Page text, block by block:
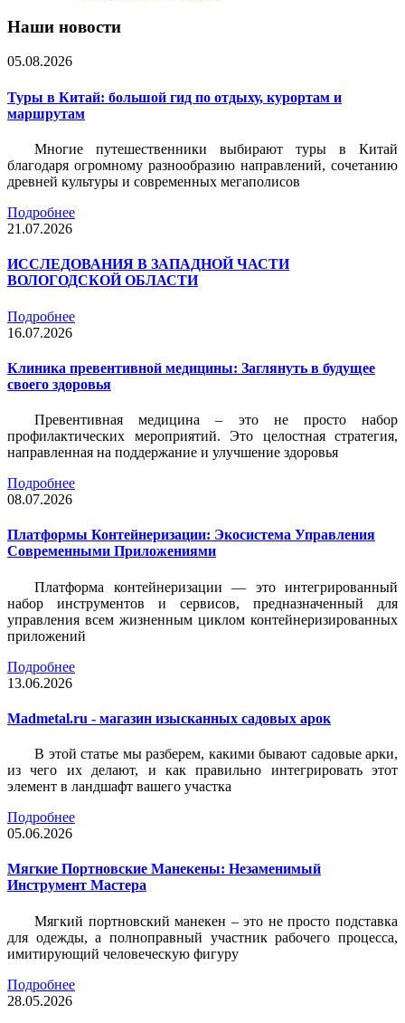
Наши новости
05.08.2026
Туры в Китай: большой гид по отдыху, курортам и
маршрутам
Многие путешественники выбирают туры в Китай
благодаря огромному разнообразию направлений, сочетанию
древней культуры и современных мегаполисов
Подробнее
21.07.2026
ИССЛЕДОВАНИЯ В ЗАПАДНОЙ ЧАСТИ
ВОЛОГОДСКОЙ ОБЛАСТИ
Подробнее
16.07.2026
Клиника превентивной медицины: Заглянуть в будущее
своего здоровья
Превентивная медицина – это не просто набор
профилактических мероприятий. Это целостная стратегия,
направленная на поддержание и улучшение здоровья
Подробнее
08.07.2026
Платформы Контейнеризации: Экосистема Управления
Современными Приложениями
Платформа контейнеризации — это интегрированный
набор инструментов и сервисов, предназначенный для
управления всем жизненным циклом контейнеризированных
приложений
Подробнее
13.06.2026
Madmetal.ru - магазин изысканных садовых арок
В этой статье мы разберем, какими бывают садовые арки,
из чего их делают, и как правильно интегрировать этот
элемент в ландшафт вашего участка
Подробнее
05.06.2026
Мягкие Портновские Манекены: Незаменимый
Инструмент Мастера
Мягкий портновский манекен – это не просто подставка
для одежды, а полноправный участник рабочего процесса,
имитирующий человеческую фигуру
Подробнее
28.05.2026